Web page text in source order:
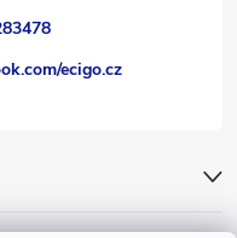
ecigo.cz